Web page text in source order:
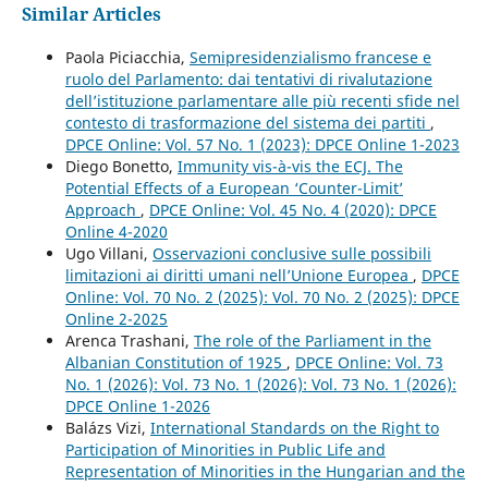
Similar Articles
Paola Piciacchia, Semipresidenzialismo francese e
ruolo del Parlamento: dai tentativi di rivalutazione
dell’istituzione parlamentare alle più recenti sfide nel
contesto di trasformazione del sistema dei partiti ,
DPCE Online: Vol. 57 No. 1 (2023): DPCE Online 1-2023
Diego Bonetto, Immunity vis-à-vis the ECJ. The
Potential Effects of a European ‘Counter-Limit’
Approach , DPCE Online: Vol. 45 No. 4 (2020): DPCE
Online 4-2020
Ugo Villani, Osservazioni conclusive sulle possibili
limitazioni ai diritti umani nell’Unione Europea , DPCE
Online: Vol. 70 No. 2 (2025): Vol. 70 No. 2 (2025): DPCE
Online 2-2025
Arenca Trashani, The role of the Parliament in the
Albanian Constitution of 1925 , DPCE Online: Vol. 73
No. 1 (2026): Vol. 73 No. 1 (2026): Vol. 73 No. 1 (2026):
DPCE Online 1-2026
Balázs Vizi, International Standards on the Right to
Participation of Minorities in Public Life and
Representation of Minorities in the Hungarian and the